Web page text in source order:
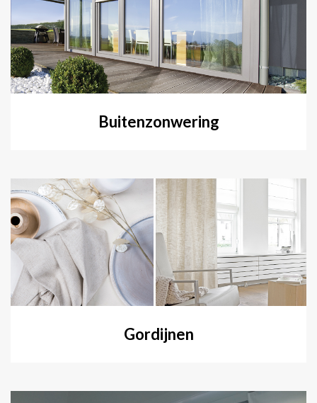
Buitenzonwering
Gordijnen